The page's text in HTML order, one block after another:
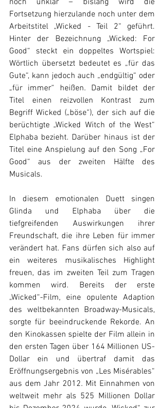
noch unklar – bislang wird die
Fortsetzung hierzulande noch unter dem
Arbeitstitel „Wicked - Teil 2“ geführt.
Hinter der Bezeichnung „Wicked: For
Good“ steckt ein doppeltes Wortspiel:
Wörtlich übersetzt bedeutet es „für das
Gute“, kann jedoch auch „endgültig“ oder
„für immer“ heißen. Damit bildet der
Titel einen reizvollen Kontrast zum
Begriff Wicked („böse“), der sich auf die
berüchtigte „Wicked Witch of the West“
Elphaba bezieht. Darüber hinaus ist der
Titel eine Anspielung auf den Song „For
Good“ aus der zweiten Hälfte des
Musicals.
In diesem emotionalen Duett singen
Glinda und Elphaba über die
tiefgreifenden Auswirkungen ihrer
Freundschaft, die ihre Leben für immer
verändert hat. Fans dürfen sich also auf
ein weiteres musikalisches Highlight
freuen, das im zweiten Teil zum Tragen
kommen wird. Bereits der erste
„Wicked“-Film, eine opulente Adaption
des weltbekannten Broadway-Musicals,
sorgte für beeindruckende Rekorde. An
den Kinokassen spielte der Film allein in
den ersten Tagen über 164 Millionen US-
Dollar ein und übertraf damit das
Eröffnungsergebnis von „Les Misérables“
aus dem Jahr 2012. Mit Einnahmen von
weltweit mehr als 525 Millionen Dollar